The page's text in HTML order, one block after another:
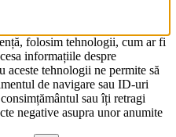
folosim tehnologii, cum ar fi
informațiile despre
tehnologii ne permite să
de navigare sau ID-uri
sau îți retragi
negative asupra unor anumite